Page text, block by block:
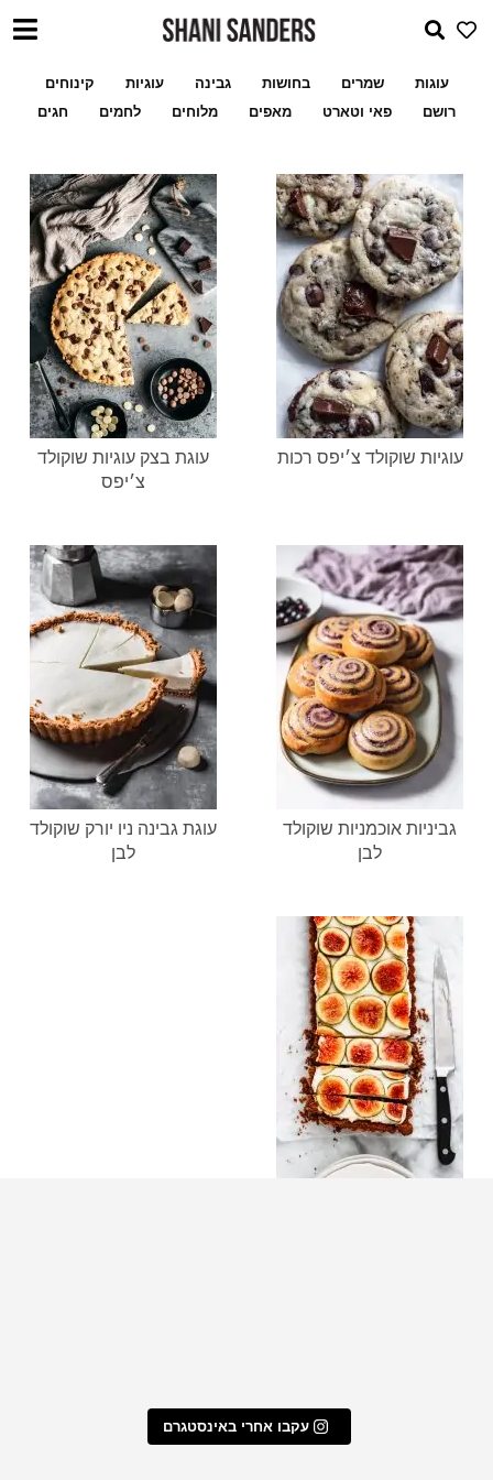
עוגות שמרים בחושות גבינה עוגיות
קינוחים
רושם
פאי וטארט מאפים מלוחים לחמים חגים
עוגיות שוקולד צ׳יפס רכות
עוגת בצק עוגיות שוקולד
צ׳יפס
גביניות אוכמניות שוקולד
לבן
עוגת גבינה ניו יורק שוקולד
לבן
עקבו אחרי באינסטגרם